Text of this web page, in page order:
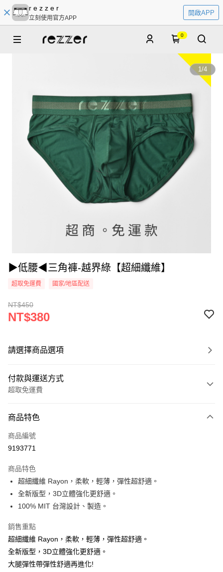
r e z z e r
立刻使用官方APP
開啟APP
0
1/4
▶低腰◀三角褲-越界綠【超細纖維】
超取免運費 國家/地區配送
NT$450
NT$380
請選擇商品選項
付款與運送方式
超取免運費
信用卡一次付款
超商取貨付款
ATM付款
運送方式
付款後全家取貨-▶️▶️較快到貨◀️◀️
免運費
商品特色
商品編號
9193771
商品特色
超細纖維 Rayon，柔軟，輕薄，彈性超舒適。
全新版型，3D立體強化更舒適。
100% MIT 台灣設計、製造。
銷售重點
超細纖維 Rayon，柔軟，輕薄，彈性超舒適。
全新版型，3D立體強化更舒適。
大腿彈性帶彈性舒適再進化!